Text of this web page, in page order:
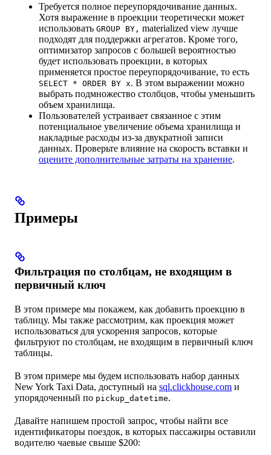
Требуется полное переупорядочивание данных.
Хотя выражение в проекции теоретически может
использовать GROUP BY, materialized view лучше
подходят для поддержки агрегатов. Кроме того,
оптимизатор запросов с большей вероятностью
будет использовать проекции, в которых
применяется простое переупорядочивание, то есть
SELECT * ORDER BY x. В этом выражении можно
выбрать подмножество столбцов, чтобы уменьшить
объем хранилища.
Пользователей устраивает связанное с этим
потенциальное увеличение объема хранилища и
накладные расходы из-за двукратной записи
данных. Проверьте влияние на скорость вставки и
оцените дополнительные затраты на хранение.
Примеры
Фильтрация по столбцам, не входящим в
первичный ключ
В этом примере мы покажем, как добавить проекцию в
таблицу. Мы также рассмотрим, как проекция может
использоваться для ускорения запросов, которые
фильтруют по столбцам, не входящим в первичный ключ
таблицы.
В этом примере мы будем использовать набор данных
New York Taxi Data, доступный на sql.clickhouse.com и
упорядоченный по pickup_datetime.
Давайте напишем простой запрос, чтобы найти все
идентификаторы поездок, в которых пассажиры оставили
водителю чаевые свыше $200: